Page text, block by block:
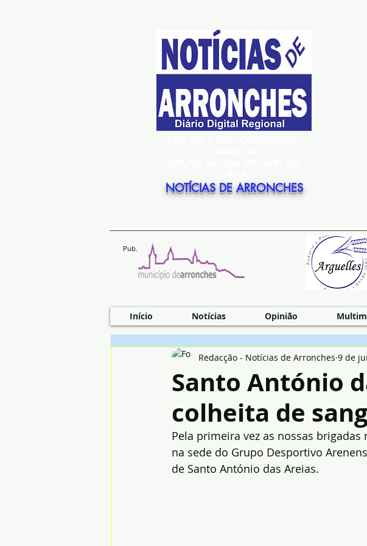
NOTÍCIAS DE ARRONCHES
Pub.
Início Notícias Opinião
Santo António
colheita de
Redacção - Notícias de Arronches 9 de
Pela primeira vez as nossas
na sede do Grupo Desportivo
de Santo António das Areias.